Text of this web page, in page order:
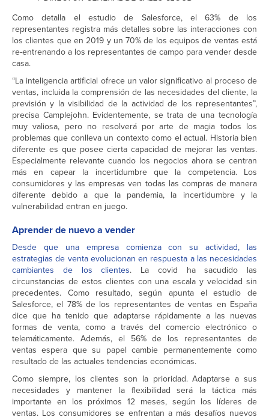
Como detalla el estudio de Salesforce, el 63% de los
representantes registra más detalles sobre las interacciones con
los clientes que en 2019 y un 70% de los equipos de ventas está
re-entrenando a los representantes de campo para vender desde
casa.
“La inteligencia artificial ofrece un valor significativo al proceso de
ventas, incluida la comprensión de las necesidades del cliente, la
previsión y la visibilidad de la actividad de los representantes”,
precisa Camplejohn. Evidentemente, se trata de una tecnología
muy valiosa, pero no resolverá por arte de magia todos los
problemas que conlleva un contexto como el actual. Historia bien
diferente es que posee cierta capacidad de mejorar las ventas.
Especialmente relevante cuando los negocios ahora se centran
más en capear la incertidumbre que la competencia. Los
consumidores y las empresas ven todas las compras de manera
diferente debido a que la pandemia, la incertidumbre y la
vulnerabilidad entran en juego.
Aprender de nuevo a vender
Desde que una empresa comienza con su actividad, las
estrategias de venta evolucionan en respuesta a las necesidades
cambiantes de los clientes. La covid ha sacudido las
circunstancias de estos clientes con una escala y velocidad sin
precedentes. Como resultado, según apunta el estudio de
Salesforce, el 78% de los representantes de ventas en España
dice que ha tenido que adaptarse rápidamente a las nuevas
formas de venta, como a través del comercio electrónico o
telemáticamente. Además, el 56% de los representantes de
ventas espera que su papel cambie permanentemente como
resultado de las actuales tendencias económicas.
Como siempre, los clientes son la prioridad. Adaptarse a sus
necesidades y mantener la flexibilidad será la táctica más
importante en los próximos 12 meses, según los líderes de
ventas. Los consumidores se enfrentan a más desafíos nuevos